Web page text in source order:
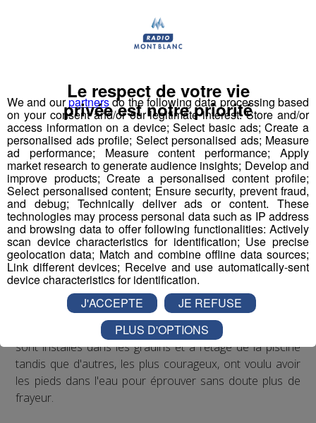
Animation
La Matinale des Super Lève-Tôt
Les organisateurs du Festival européen du film
fantastique de Strasbourg ont eu une idée très originale.
Quelque 400 spectateurs ont assisté dimanche soir
dans la capitale alsacienne à une projection nocturne
des Dents de la Mer aux Bains Municipaux, ensemble
architectural classé sis sur le Boulevard de la Victoire.
Certains spectateurs en quête de sensations fortes se
sont installés dans les gradins et à l'étage de la piscine
tandis que d'autres, les plus courageux, ont voulu avoir
les pieds dans l'eau pour éprouver sans doute plus de
frayeur.
We and ourpartnersdo the following data processing based
on your consent and/or our legitimate interest: Store and/or
access information on a device; Select basic ads; Create a
personalised ads profile; Select personalised ads; Measure
ad performance; Measure content performance; Apply
market research to generate audience insights; Develop and
improve products; Create a personalised content profile;
Select personalised content; Ensure security, prevent fraud,
and debug; Technically deliver ads or content. These
technologies may process personal data such as IP address
and browsing data to offer following functionalities: Actively
scan device characteristics for identification; Use precise
geolocation data; Match and combine offline data sources;
Link different devices; Receive and use automatically-sent
device characteristics for identification.
Le respect de votre vie
privée est notre priorité
J'ACCEPTE
JE REFUSE
PLUS D'OPTIONS